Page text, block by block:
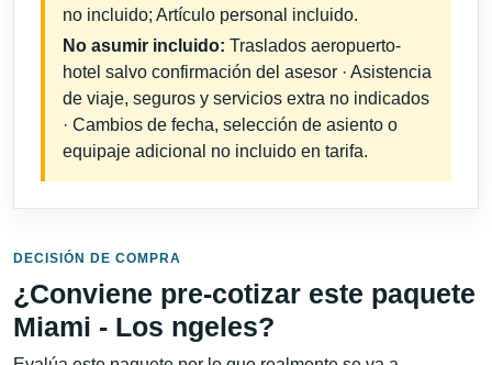
no incluido; Artículo personal incluido.
No asumir incluido: Traslados aeropuerto-
hotel salvo confirmación del asesor · Asistencia
de viaje, seguros y servicios extra no indicados
· Cambios de fecha, selección de asiento o
equipaje adicional no incluido en tarifa.
DECISIÓN DE COMPRA
¿Conviene pre-cotizar este paquete
Miami - Los ngeles?